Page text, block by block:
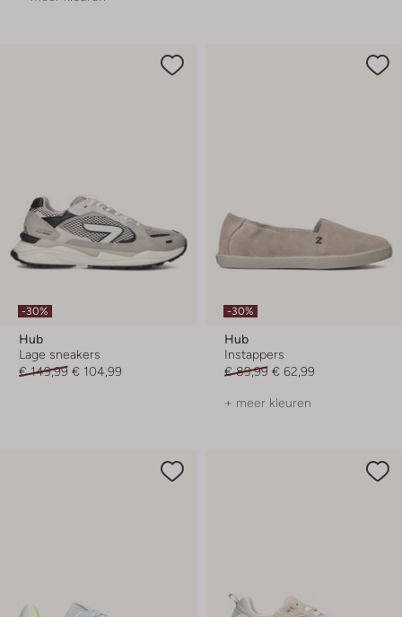
-30%
Hub
Lage sneakers
€ 149,99 € 104,99
-30%
Hub
Instappers
€ 89,99 € 62,99
+ meer kleuren